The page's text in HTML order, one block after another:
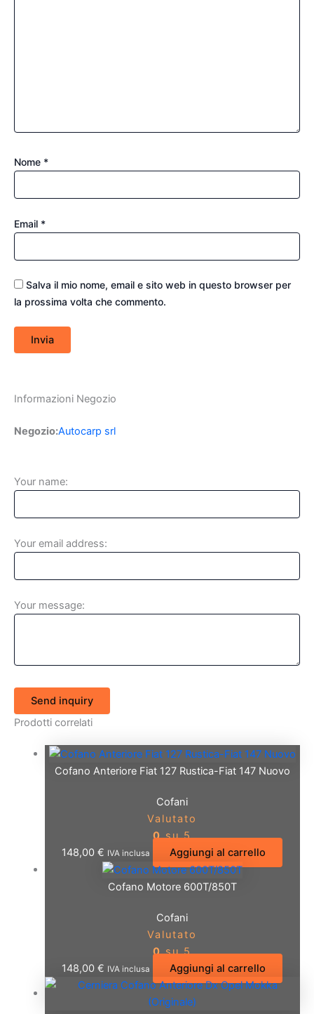
Nome *
Email *
Salva il mio nome, email e sito web in questo browser per
la prossima volta che commento.
Informazioni Negozio
Negozio:Autocarp srl
Your name:
Your email address:
Your message:
Send inquiry
Prodotti correlati
Cofano Anteriore Fiat 127 Rustica-Fiat 147 Nuovo
Cofani
Valutato
0su 5
148,00€ IVA inclusa Aggiungi al carrello
Cofano Motore 600T/850T
Cofani
Valutato
0su 5
148,00€ IVA inclusa Aggiungi al carrello